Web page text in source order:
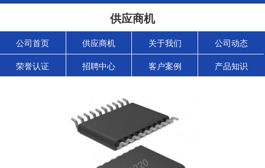
供应商机
公司首页 供应商机 关于我们 公司动态
荣誉认证 招聘中心 客户案例 产品知识